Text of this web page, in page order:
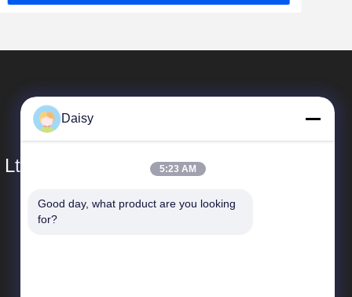
Liên Kết Nhanh
Daisy
5:23 AM
Good day, what product are you looking
for?